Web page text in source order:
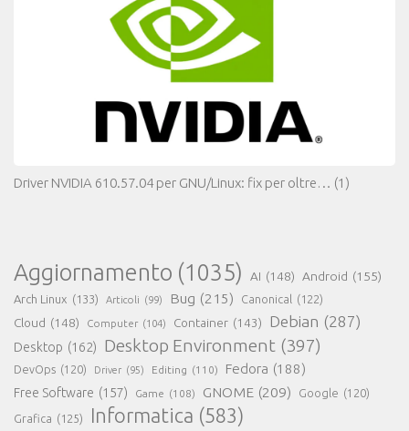
Driver NVIDIA 610.57.04 per GNU/Linux: fix per oltre… (1)
Aggiornamento (1035) AI (148) Android (155)
Arch Linux (133) Articoli (99) Bug (215) Canonical (122)
Cloud (148) Computer (104) Container (143) Debian (287)
Desktop (162) Desktop Environment (397)
DevOps (120) Driver (95) Editing (110) Fedora (188)
Free Software (157) Game (108) GNOME (209) Google (120)
Grafica (125) Informatica (583)